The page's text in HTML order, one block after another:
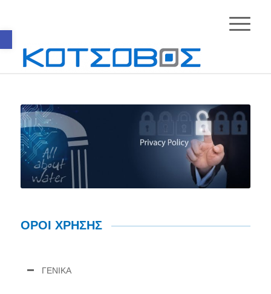
Ανοίξτε τη γραμμή εργαλείων
ΟΡΟΙ ΧΡΗΣΗΣ
ΓΕΝΙΚΑ